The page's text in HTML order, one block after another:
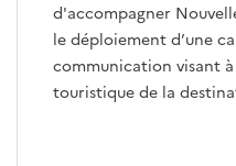
d'accompagner
le déploiement d’une
communication visant
touristique de la